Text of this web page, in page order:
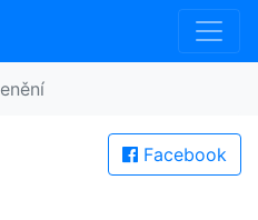
Facebook